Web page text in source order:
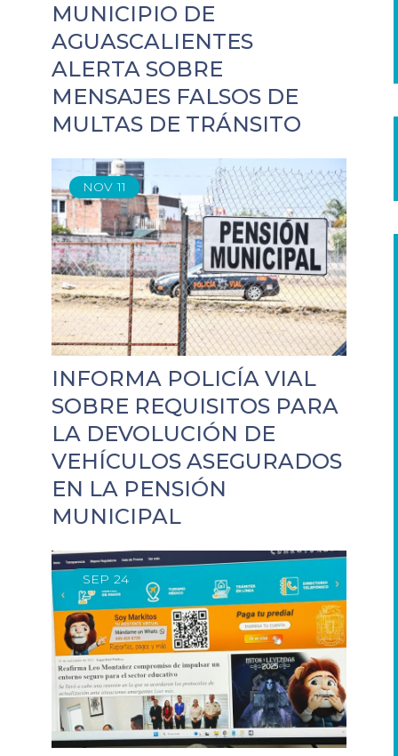
MUNICIPIO DE
AGUASCALIENTES
ALERTA SOBRE
MENSAJES FALSOS DE
MULTAS DE TRÁNSITO
NOV 11
INFORMA POLICÍA VIAL
SOBRE REQUISITOS PARA
LA DEVOLUCIÓN DE
VEHÍCULOS ASEGURADOS
EN LA PENSIÓN
MUNICIPAL
SEP 24